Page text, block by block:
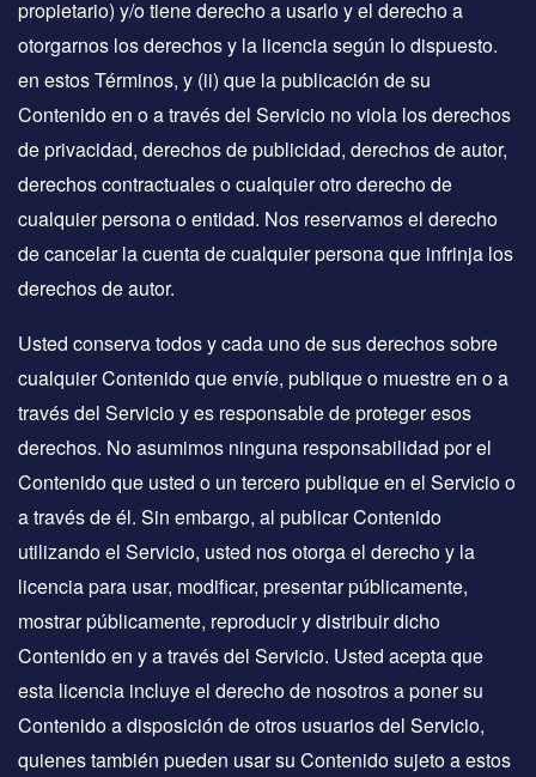
propietario) y/o tiene derecho a usarlo y el derecho a
otorgarnos los derechos y la licencia según lo dispuesto.
en estos Términos, y (ii) que la publicación de su
Contenido en o a través del Servicio no viola los derechos
de privacidad, derechos de publicidad, derechos de autor,
derechos contractuales o cualquier otro derecho de
cualquier persona o entidad. Nos reservamos el derecho
de cancelar la cuenta de cualquier persona que infrinja los
derechos de autor.
Usted conserva todos y cada uno de sus derechos sobre
cualquier Contenido que envíe, publique o muestre en o a
través del Servicio y es responsable de proteger esos
derechos. No asumimos ninguna responsabilidad por el
Contenido que usted o un tercero publique en el Servicio o
a través de él. Sin embargo, al publicar Contenido
utilizando el Servicio, usted nos otorga el derecho y la
licencia para usar, modificar, presentar públicamente,
mostrar públicamente, reproducir y distribuir dicho
Contenido en y a través del Servicio. Usted acepta que
esta licencia incluye el derecho de nosotros a poner su
Contenido a disposición de otros usuarios del Servicio,
quienes también pueden usar su Contenido sujeto a estos